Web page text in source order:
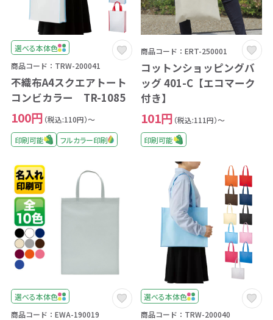
選べる本体色
商品コード：TRW-200041
不織布A4スクエアトート
コンビカラー TR-1085
100円 （税込:110円）～
印刷可能
フルカラー印刷
商品コード：ERT-250001
コットンショッピングバ
ッグ 401-C【エコマーク
付き】
101円 （税込:111円）～
印刷可能
選べる本体色
商品コード：EWA-190019
選べる本体色
商品コード：TRW-200040